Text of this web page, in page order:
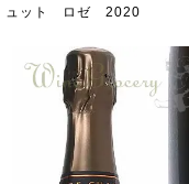
ュット ロゼ 2020